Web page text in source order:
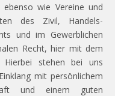
wie Vereine und
des Zivil, Handels-
und im Gewerblichen
Recht, hier mit dem
Hierbei stehen bei uns
mit persönlichem
und einem guten